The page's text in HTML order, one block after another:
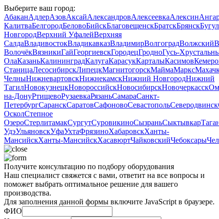
Выберите ваш город:
АбаканАдлерАзовАксайАлександровАлексеевкаАлексин
КалитваБелгородБеловоБийскБлаговещенскБратскБрянск
НовгородВерхний УфалейВерхняя
СалдаВладивостокВладикавказВладимирВолгоградВолжский
ВолочёкВязникиГайГеоргиевскГородецГродно
ОлаКазаньКалининградКалугаКарасукКарталыКасимов
СтаницаЛесосибирскЛипецкМагнитогорскМаймаМаркс
ЧелныНижневартовскНижнекамскНижний НовгородНижний
ТагилНовокузнецкНовороссийскНовосибирскНовочеркасск
на-ДонуРтищевоРузаевкаРязаньСамараСанкт-
ПетербургСаранскСаратовСафоновоСевастопольСеверодвинск
ОсколСтепное
ОзероСтерлитамакСургутСуровикиноСызраньСыктывкар
УдэУльяновскУфаУхтаФрязиноХабаровскХанты-
МансийскХанты‑МансийскХасавюртЧайковскийЧебоксары
Получите консультацию по подбору оборудования
Наш специалист свяжется с вами, ответит на все вопросы и
поможет выбрать оптимальное решение для вашего
производства.
Для заполнения данной формы включите JavaScript в браузере.
ФИО